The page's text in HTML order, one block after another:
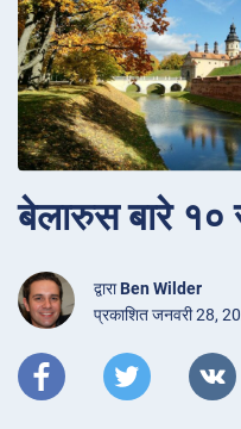
बेलारुस बारे
द्वाराBen Wilder
प्रकाशित जनवरी 28,